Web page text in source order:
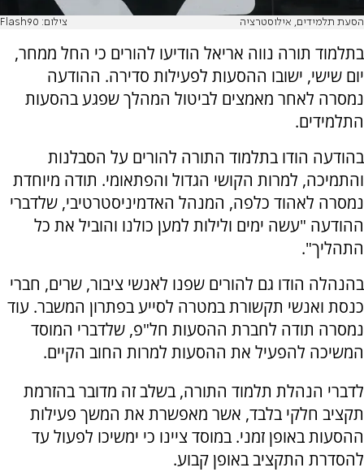
הסעת תלמידים, אילוסטרציה צילום: Flash90
בתלמוד תורה נווה אריאל הודיעו להורים כי החל ממחר,
יום שישי, ישובו ההסעות לפעילות סדירה. ההודעה
נמסרה לאחר מאמצים לביטול המהלך שפגע בהסעות
התלמידים.
בהודעה הודו בתלמוד התורה להורים על הסבלנות
והתמיכה, למרות הקושי הגדול והפתאומי. תודה מיוחדת
נמסרה לאהוד כלפה, המנהל האדמיניסטרטיבי, שלדברי
ההודעה "עשה ימים ולילות למען כולנו והוביל את כל
התהליך".
בהנהלה הודו גם להורים שפנו לאנשי ציבור, שרים, חברי
כנסת ואנשי תקשורת במטרה לסייע בפתרון המשבר. עוד
נמסרה תודה לחברת ההסעות חל"פ, שלדברי המוסד
המשיכה להפעיל את ההסעות למרות החוב הקיים.
לדברי הנהלת תלמוד התורה, בשלב זה מדובר בהזרמת
תקציב חלקי בלבד, אשר מאפשרת את המשך פעילות
ההסעות באופן זמני. במוסד ציינו כי ימשיכו לפעול עד
להסדרת התקציב באופן קבוע.